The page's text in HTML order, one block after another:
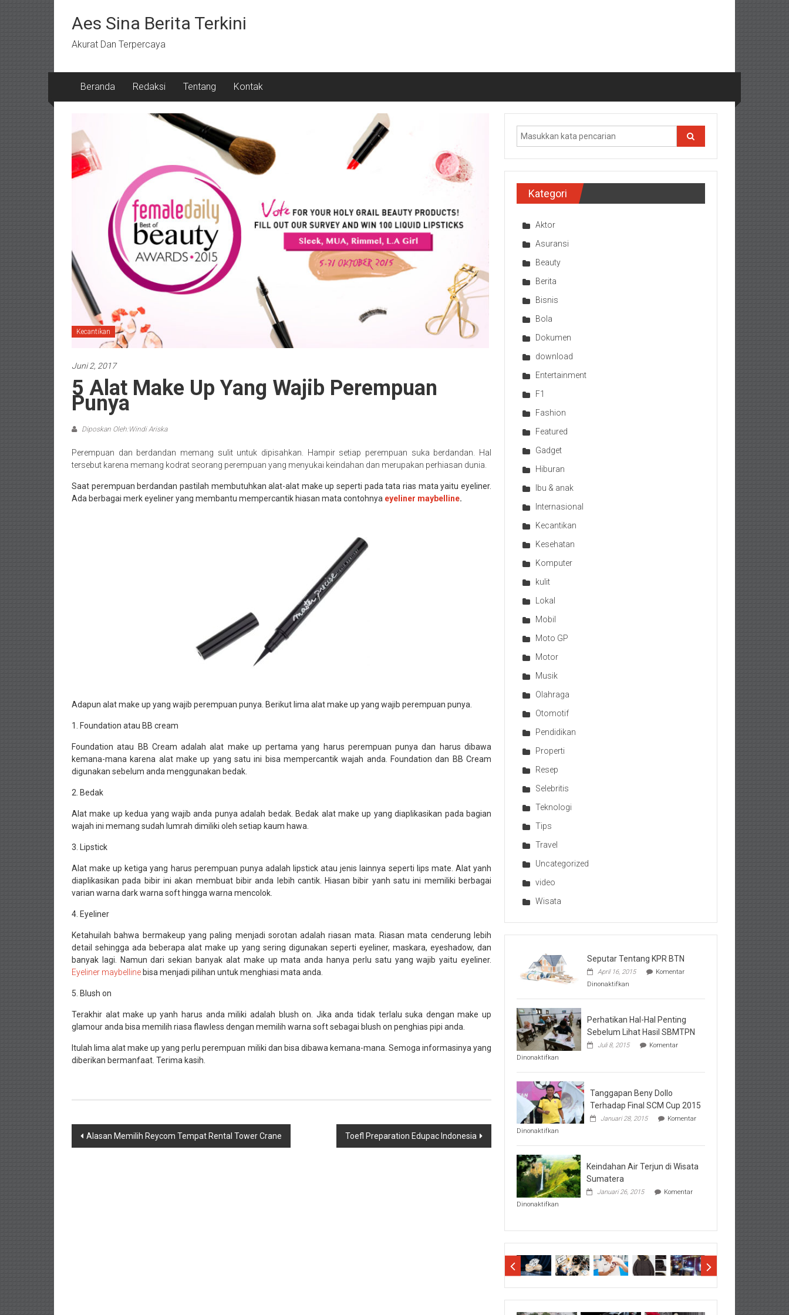
kontenAes Sina Berita Terkini
Akurat Dan Terpercaya
Beranda Redaksi Tentang Kontak
Kecantikan
Juni 2, 2017
5 Alat Make Up Yang Wajib Perempuan
Punya
Diposkan Oleh:Windi Ariska
Perempuan dan berdandan memang sulit untuk dipisahkan. Hampir setiap perempuan suka berdandan. Hal
tersebut karena memang kodrat seorang perempuan yang menyukai keindahan dan merupakan perhiasan dunia.
Saat perempuan berdandan pastilah membutuhkan alat-alat make up seperti pada tata rias mata yaitu eyeliner.
Ada berbagai merk eyeliner yang membantu mempercantik hiasan mata contohnya eyeliner maybelline.
Adapun alat make up yang wajib perempuan punya. Berikut lima alat make up yang wajib perempuan punya.
1. Foundation atau BB cream
Foundation atau BB Cream adalah alat make up pertama yang harus perempuan punya dan harus dibawa
kemana-mana karena alat make up yang satu ini bisa mempercantik wajah anda. Foundation dan BB Cream
digunakan sebelum anda menggunakan bedak.
2. Bedak
Alat make up kedua yang wajib anda punya adalah bedak. Bedak alat make up yang diaplikasikan pada bagian
wajah ini memang sudah lumrah dimiliki oleh setiap kaum hawa.
3. Lipstick
Alat make up ketiga yang harus perempuan punya adalah lipstick atau jenis lainnya seperti lips mate. Alat yanh
diaplikasikan pada bibir ini akan membuat bibir anda lebih cantik. Hiasan bibir yanh satu ini memiliki berbagai
varian warna dark warna soft hingga warna mencolok.
4. Eyeliner
Ketahuilah bahwa bermakeup yang paling menjadi sorotan adalah riasan mata. Riasan mata cenderung lebih
detail sehingga ada beberapa alat make up yang sering digunakan seperti eyeliner, maskara, eyeshadow, dan
banyak lagi. Namun dari sekian banyak alat make up mata anda hanya perlu satu yang wajib yaitu eyeliner.
Eyeliner maybelline bisa menjadi pilihan untuk menghiasi mata anda.
5. Blush on
Terakhir alat make up yanh harus anda miliki adalah blush on. Jika anda tidak terlalu suka dengan make up
glamour anda bisa memilih riasa flawless dengan memilih warna soft sebagai blush on penghias pipi anda.
Itulah lima alat make up yang perlu perempuan miliki dan bisa dibawa kemana-mana. Semoga informasinya yang
diberikan bermanfaat. Terima kasih.
Navigasi
Alasan Memilih Reycom Tempat Rental Tower Crane Toefl Preparation Edupac Indonesia
Kategori
Aktor
Asuransi
Beauty
Berita
Bisnis
Bola
Dokumen
download
Entertainment
F1
Fashion
Featured
Gadget
Hiburan
Ibu & anak
Internasional
Kecantikan
Kesehatan
Komputer
kulit
Lokal
Mobil
Moto GP
Motor
Musik
Olahraga
Otomotif
Pendidikan
Properti
Resep
Selebritis
Teknologi
Tips
Travel
Uncategorized
video
Wisata
Seputar Tentang KPR BTN
April 16, 2015
Komentar
Dinonaktifkan
Tentang
BTN
Perhatikan Hal-Hal Penting
Sebelum Lihat Hasil SBMTPN
Juli 8, 2015
Komentar
Dinonaktifkan
Hal-
Hal
Penting
Sebelum
Lihat
Hasil
Tanggapan Beny Dollo
Terhadap Final SCM Cup 2015
Januari 28, 2015
Komentar
Dinonaktifkan
Beny
Dollo
Terhadap
Final
SCM
Cup
Keindahan Air Terjun di Wisata
Sumatera
Januari 26, 2015
Komentar
Dinonaktifkan
Terjun
Sumatera